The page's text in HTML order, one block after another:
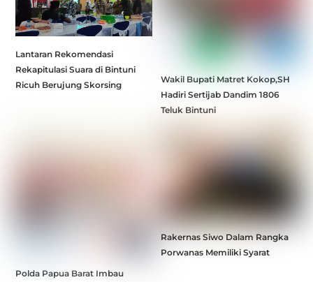
Lantaran Rekomendasi
Rekapitulasi Suara di Bintuni
Ricuh Berujung Skorsing
Wakil Bupati Matret Kokop,SH
Hadiri Sertijab Dandim 1806
Teluk Bintuni
Polda Papua Barat Imbau
Rakernas Siwo Dalam Rangka
Porwanas Memiliki Syarat